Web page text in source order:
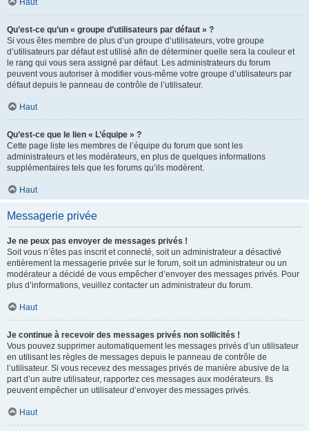
Haut
Qu’est-ce qu’un « groupe d’utilisateurs par défaut » ?
Si vous êtes membre de plus d’un groupe d’utilisateurs, votre groupe
d’utilisateurs par défaut est utilisé afin de déterminer quelle sera la couleur et
le rang qui vous sera assigné par défaut. Les administrateurs du forum
peuvent vous autoriser à modifier vous-même votre groupe d’utilisateurs par
défaut depuis le panneau de contrôle de l’utilisateur.
Haut
Qu’est-ce que le lien « L’équipe » ?
Cette page liste les membres de l’équipe du forum que sont les
administrateurs et les modérateurs, en plus de quelques informations
supplémentaires tels que les forums qu’ils modèrent.
Haut
Messagerie privée
Je ne peux pas envoyer de messages privés !
Soit vous n’êtes pas inscrit et connecté, soit un administrateur a désactivé
entièrement la messagerie privée sur le forum, soit un administrateur ou un
modérateur a décidé de vous empêcher d’envoyer des messages privés. Pour
plus d’informations, veuillez contacter un administrateur du forum.
Haut
Je continue à recevoir des messages privés non sollicités !
Vous pouvez supprimer automatiquement les messages privés d’un utilisateur
en utilisant les règles de messages depuis le panneau de contrôle de
l’utilisateur. Si vous recevez des messages privés de manière abusive de la
part d’un autre utilisateur, rapportez ces messages aux modérateurs. Ils
peuvent empêcher un utilisateur d’envoyer des messages privés.
Haut